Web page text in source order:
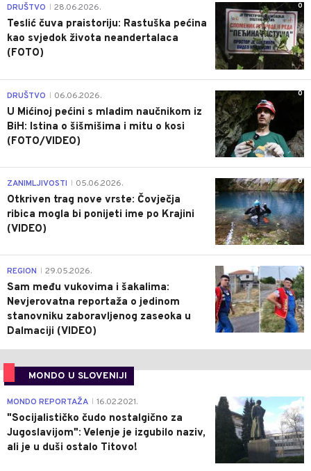
0
DRUŠTVO 28.06.2026.
Teslić čuva praistoriju: Rastuška pećina
kao svjedok života neandertalaca
(FOTO)
0
DRUŠTVO 06.06.2026.
U Mićinoj pećini s mladim naučnikom iz
BiH: Istina o šišmišima i mitu o kosi
(FOTO/VIDEO)
0
ZANIMLJIVOSTI 05.06.2026.
Otkriven trag nove vrste: Čovječja
ribica mogla bi ponijeti ime po Krajini
(VIDEO)
0
REGION 29.05.2026.
Sam među vukovima i šakalima:
Nevjerovatna reportaža o jedinom
stanovniku zaboravljenog zaseoka u
Dalmaciji (VIDEO)
MONDO U SLOVENIJI
4
MONDO REPORTAŽA 16.02.2021.
"Socijalističko čudo nostalgično za
Jugoslavijom": Velenje je izgubilo naziv,
ali je u duši ostalo Titovo!